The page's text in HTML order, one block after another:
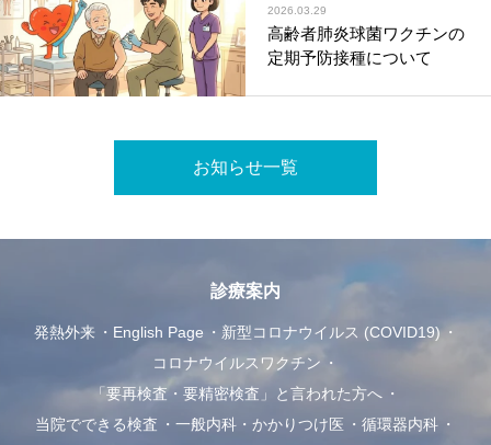
2026.03.29
高齢者肺炎球菌ワクチンの
定期予防接種について
お知らせ一覧
診療案内
発熱外来 English Page
新型コロナウイルス (COVID19)
コロナウイルスワクチン
「要再検査・要精密検査」と言われた方へ
当院でできる検査
一般内科・かかりつけ医
循環器内科